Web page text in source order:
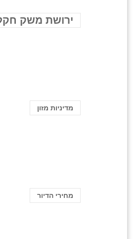
ירושת משק
מדיניות מזון
מחירי הדיור